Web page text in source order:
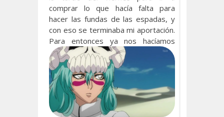
comprar lo que hacía falta para
hacer las fundas de las espadas, y
con eso se terminaba mi aportación.
Para entonces ya nos hacíamos